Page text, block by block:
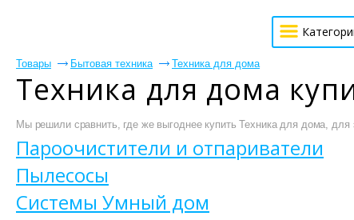
Товары Бытовая техника Техника для дома
Техника для дома
Мы решили сравнить, где же выгоднее купить Техника для дома,
Пароочистители и отпариватели
Пылесосы
Системы Умный дом